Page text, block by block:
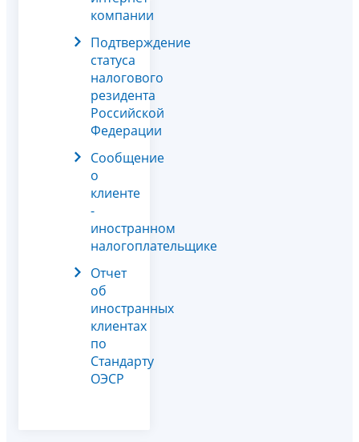
компании
Подтверждение
статуса
налогового
резидента
Российской
Федерации
Сообщение
о
клиенте
-
иностранном
налогоплательщике
Отчет
об
иностранных
клиентах
по
Стандарту
ОЭСР